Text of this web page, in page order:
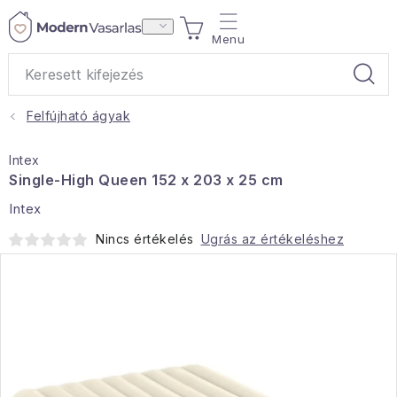
Ugrás
KOSÁR
Ajándékok
Otthoni illatok
Felfújható ágyak
Intex
Single-High Queen 152 x 203 x 25 cm
Intex
Nincs értékelés Ugrás az értékeléshez